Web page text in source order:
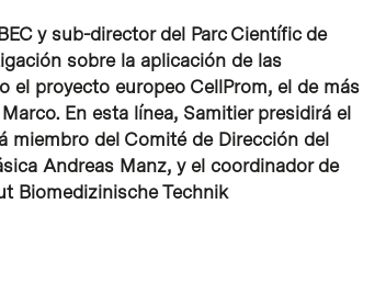
y sub-director del Parc Científic de
sobre la aplicación de las
el proyecto europeo CellProm, el de más
En esta línea, Samitier presidirá el
miembro del Comité de Dirección del
Andreas Manz, y el coordinador de
Biomedizinische Technik